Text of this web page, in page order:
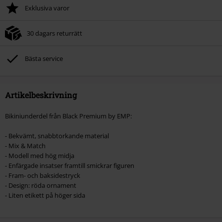
Exklusiva varor
30 dagars returrätt
Bästa service
Artikelbeskrivning
Bikiniunderdel från Black Premium by EMP:
- Bekvämt, snabbtorkande material
- Mix & Match
- Modell med hög midja
- Enfärgade insatser framtill smickrar figuren
- Fram- och baksidestryck
- Design: röda ornament
- Liten etikett på höger sida